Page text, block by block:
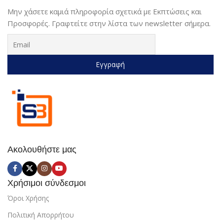
Ακολουθήστε μας
Χρήσιμοι σύνδεσμοι
Όροι Χρήσης
Πολιτική Απορρήτου
Μην χάσετε καμιά πληροφορία σχετικά με Εκπτώσεις και
Προσφορές. Γραφτείτε στην λίστα των newsletter σήμερα.